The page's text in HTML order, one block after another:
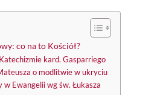
co na to Kościół?
kard. Gasparriego
o modlitwie w ukryciu
w Ewangelii wg św. Łukasza